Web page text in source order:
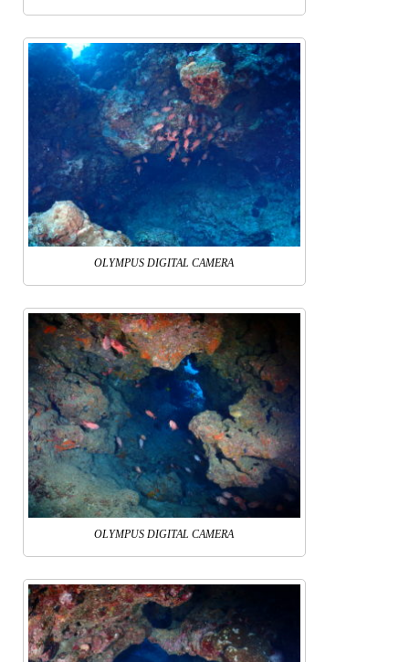
OLYMPUS DIGITAL CAMERA
OLYMPUS DIGITAL CAMERA